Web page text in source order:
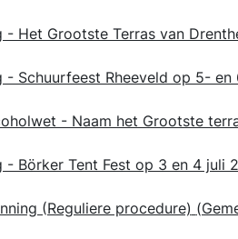
- Het Grootste Terras van
- Schuurfeest Rheeveld op 5- en
- Naam het Grootste
- Börker Tent Fest op 3 en 4 juli
(Reguliere procedure)